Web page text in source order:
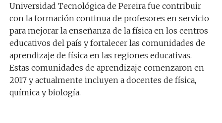
Universidad Tecnológica de Pereira fue contribuir
con la formación continua de profesores en servicio
para mejorar la enseñanza de la física en los centros
educativos del país y fortalecer las comunidades de
aprendizaje de física en las regiones educativas.
Estas comunidades de aprendizaje comenzaron en
2017 y actualmente incluyen a docentes de física,
química y biología.